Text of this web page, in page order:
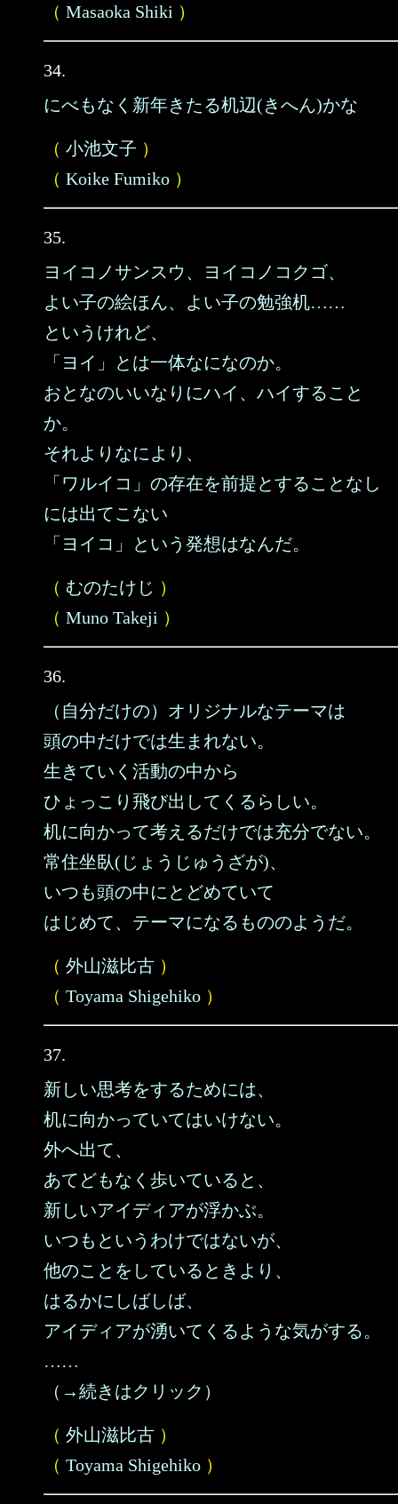
（ Masaoka Shiki ）
34.
にべもなく新年きたる机辺(きへん)かな
（ 小池文子 ）
（ Koike Fumiko ）
35.
ヨイコノサンスウ、ヨイコノコクゴ、
よい子の絵ほん、よい子の勉強机……
というけれど、
「ヨイ」とは一体なになのか。
おとなのいいなりにハイ、ハイすること
か。
それよりなにより、
「ワルイコ」の存在を前提とすることなし
には出てこない
「ヨイコ」という発想はなんだ。
（ むのたけじ ）
（ Muno Takeji ）
36.
（自分だけの）オリジナルなテーマは
頭の中だけでは生まれない。
生きていく活動の中から
ひょっこり飛び出してくるらしい。
机に向かって考えるだけでは充分でない。
常住坐臥(じょうじゅうざが)、
いつも頭の中にとどめていて
はじめて、テーマになるもののようだ。
（ 外山滋比古 ）
（ Toyama Shigehiko ）
37.
新しい思考をするためには、
机に向かっていてはいけない。
外へ出て、
あてどもなく歩いていると、
新しいアイディアが浮かぶ。
いつもというわけではないが、
他のことをしているときより、
はるかにしばしば、
アイディアが湧いてくるような気がする。
……
（→続きはクリック）
（ 外山滋比古 ）
（ Toyama Shigehiko ）